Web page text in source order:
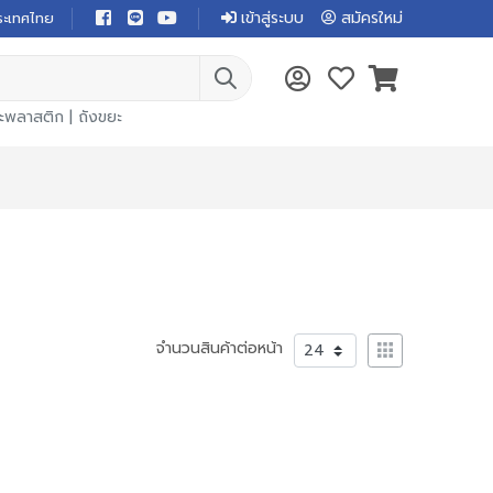
ทศไทย เข้าสู่ระบบ สมัครใหม่
พลาสติก | ถังขยะ
จำนวนสินค้าต่อหน้า